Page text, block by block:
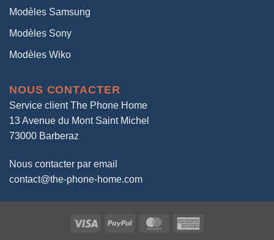
Modèles Samsung
Modèles Sony
Modèles Wiko
NOUS CONTACTER
Service client The Phone Home
13 Avenue du Mont Saint Michel
73000 Barberaz
Nous contacter par email
contact@the-phone-home.com
Visa PayPal MasterCard